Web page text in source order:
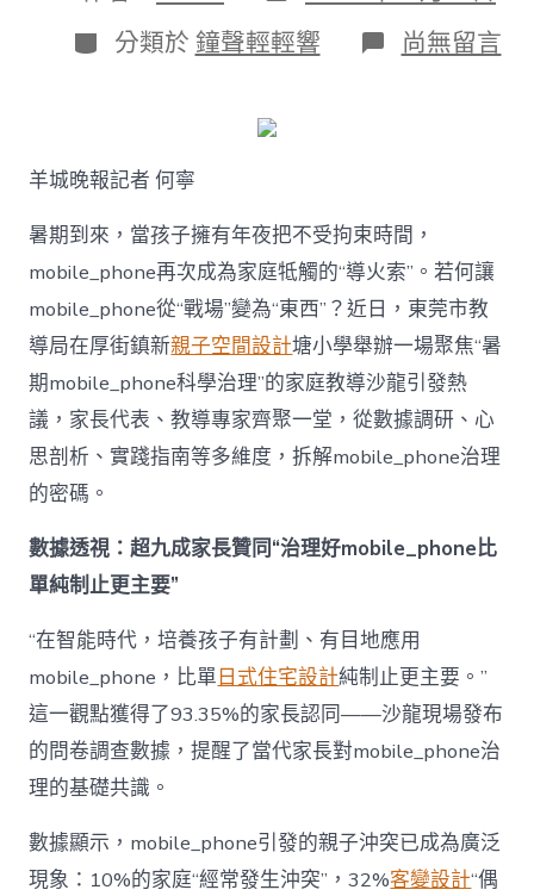
表
日
期
分
類
分類於 鐘聲輕輕響 在
〈若
治
理
難
題？
讓
mobilJIUYI
俱
意
空
間
設
成
為
東
西”，
而
非
“家
庭
中
尚無留言
羊城晚報記者 何寧
暑期到來，當孩子擁有年夜把不受拘束時間，
mobile_phone再次成為家庭牴觸的“導火索”。若何讓
mobile_phone從“戰場”變為“東西”？近日，東莞市教
導局在厚街鎮新親子空間設計塘小學舉辦一場聚焦“暑
期mobile_phone科學治理”的家庭教導沙龍引發熱
議，家長代表、教導專家齊聚一堂，從數據調研、心
思剖析、實踐指南等多維度，拆解mobile_phone治理
的密碼。
數據透視：超九成家長贊同“治理好mobile_phone比
單純制止更主要”
“在智能時代，培養孩子有計劃、有目地應用
mobile_phone，比單日式住宅設計純制止更主要。”
這一觀點獲得了93.35%的家長認同——沙龍現場發布
的問卷調查數據，提醒了當代家長對mobile_phone治
理的基礎共識。
數據顯示，mobile_phone引發的親子沖突已成為廣泛
現象：10%的家庭“經常發生沖突”，32%客變設計“偶